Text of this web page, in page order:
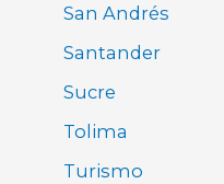
San Andrés
Santander
Sucre
Tolima
Turismo